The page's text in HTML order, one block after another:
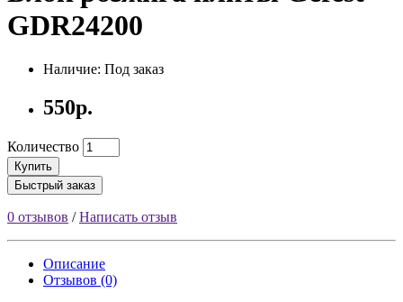
GDR24200
Наличие: Под заказ
550р.
Количество
Купить
Быстрый заказ
0 отзывов /Написать отзыв
Описание
Отзывов (0)